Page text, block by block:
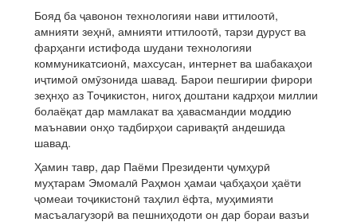
Бояд ба ҷавонон технологияи нави иттилоотӣ,
амнияти зеҳнӣ, амнияти иттилоотӣ, тарзи дуруст ва
фарҳанги истифода шудани технологияи
коммуникатсионӣ, махсусан, интернет ва шабакаҳои
иҷтимоӣ омӯзонида шавад. Барои пешгирии фирори
зеҳнҳо аз Тоҷикистон, нигоҳ доштани кадрҳои миллии
болаёқат дар мамлакат ва ҳавасмандии моддию
маънавии онҳо тадбирҳои саривақтӣ андешида
шавад.
Ҳамин тавр, дар Паёми Президенти ҷумҳурӣ
муҳтарам Эмомалӣ Раҳмон ҳамаи ҷабҳаҳои ҳаёти
ҷомеаи тоҷикистонӣ таҳлил ёфта, муҳимияти
масъалагузорӣ ва пешниҳодоти он дар бораи вазъи